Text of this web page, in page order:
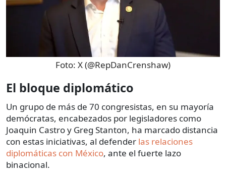
Foto: X (@RepDanCrenshaw)
El bloque diplomático
Un grupo de más de 70 congresistas, en su mayoría
demócratas, encabezados por legisladores como
Joaquin Castro y Greg Stanton, ha marcado distancia
con estas iniciativas, al defender las relaciones
diplomáticas con México, ante el fuerte lazo
binacional.